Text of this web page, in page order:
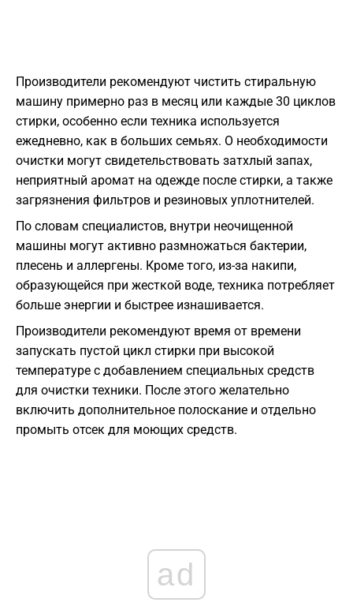
Производители рекомендуют чистить стиральную
машину примерно раз в месяц или каждые 30 циклов
стирки, особенно если техника используется
ежедневно, как в больших семьях. О необходимости
очистки могут свидетельствовать затхлый запах,
неприятный аромат на одежде после стирки, а также
загрязнения фильтров и резиновых уплотнителей.
По словам специалистов, внутри неочищенной
машины могут активно размножаться бактерии,
плесень и аллергены. Кроме того, из-за накипи,
образующейся при жесткой воде, техника потребляет
больше энергии и быстрее изнашивается.
Производители рекомендуют время от времени
запускать пустой цикл стирки при высокой
температуре с добавлением специальных средств
для очистки техники. После этого желательно
включить дополнительное полоскание и отдельно
промыть отсек для моющих средств.
ad